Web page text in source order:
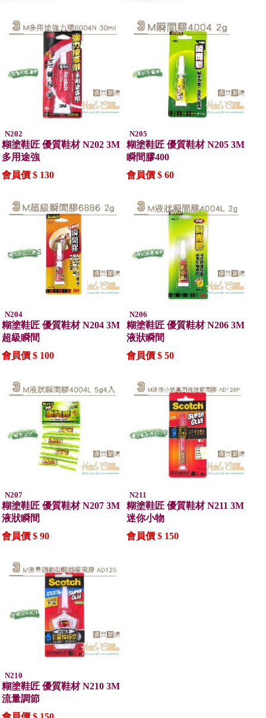
N202
糊塗鞋匠 優質鞋材 N202 3M
多用途強
會員價 $ 130
N205
糊塗鞋匠 優質鞋材 N205 3M
瞬間膠400
會員價 $ 60
N204
糊塗鞋匠 優質鞋材 N204 3M
超級瞬間
會員價 $ 100
N206
糊塗鞋匠 優質鞋材 N206 3M
液狀瞬間
會員價 $ 50
N207
糊塗鞋匠 優質鞋材 N207 3M
液狀瞬間
會員價 $ 90
N211
糊塗鞋匠 優質鞋材 N211 3M
迷你小物
會員價 $ 150
N210
糊塗鞋匠 優質鞋材 N210 3M
流量調節